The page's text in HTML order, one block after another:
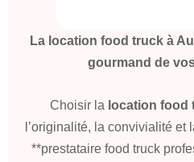
La location food truck à
gourmand de
Choisir la location food
l’originalité, la convivialité et
**prestataire food truck